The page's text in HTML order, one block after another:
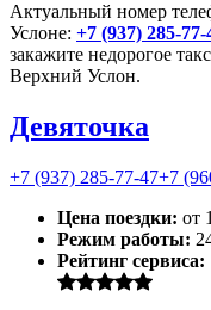
Актуальный номер
Услоне: +7 (937) 285-77-
закажите недорогое
Верхний Услон.
Девяточка
+7 (937) 285-77-47+7
Цена поездки: от
Режим работы:
Рейтинг сервиса: